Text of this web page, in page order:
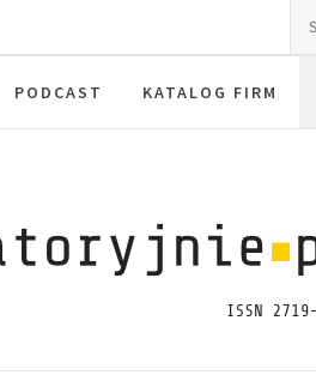
PODCAST KATALOG FIRM